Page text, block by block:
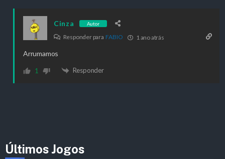
Cinza Autor
Responder para FABIO 1 ano atrás
Arrumamos
1 Responder
Últimos Jogos